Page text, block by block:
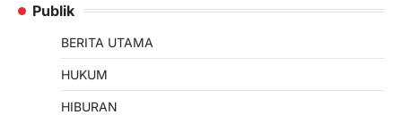
Publik
BERITA UTAMA
HUKUM
HIBURAN